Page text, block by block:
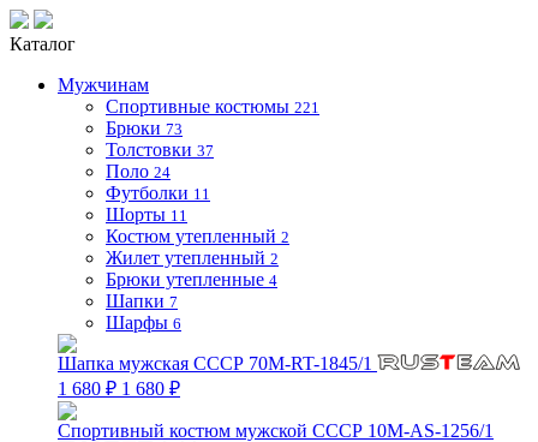
Каталог
Мужчинам
Спортивные костюмы 221
Брюки 73
Толстовки 37
Поло 24
Футболки 11
Шорты 11
Костюм утепленный 2
Жилет утепленный 2
Брюки утепленные 4
Шапки 7
Шарфы 6
Шапка мужская СССР 70M-RT-1845/1
1 680 ₽ 1 680 ₽
Спортивный костюм мужской СССР 10M-AS-1256/1